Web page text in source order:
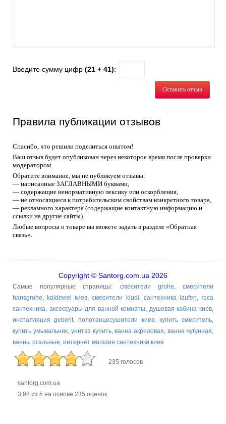
Введите сумму цифр (21 + 41):
Оставить отзыв
Правила публикации отзывов
Спасибо, что решили поделиться опытом!
Ваш отзыв будет опубликован через некоторое время после проверки
модератором.
Обратите внимание, мы не публикуем отзывы:
— написанные ЗАГЛАВНЫМИ буквами,
— содержащие ненормативную лексику или оскорбления,
— не относящиеся к потребительским свойствам конкретного товара,
— рекламного характера (содержащие контактную информацию и
ссылки на другие сайты).
Любые вопросы о товаре вы можете задать в разделе «Обратная
связь».
Copyright © Santorg.com.ua 2026
Самые популярные страницы: смесители grohe,смесители
hansgrohe, kaldewei киев,смесители kludi, сантехника laufen,roca
сантехника, аксессуары для ванной комнаты, душевая кабина киев,
инсталляция geberit,полотенцесушители киев, купить смеситель,
купить умывальник, унитаз купить,ванна акриловая,ванна чугунная,
ванны стальные, интернет магазин сантехники киев
235 голосов
santorg.com.ua
3.92 из 5 на основе 235 оценок.